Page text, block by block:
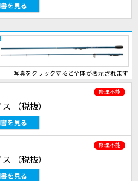
を見る
写真をクリックすると全体が表示されます
修理不能
ス （税抜）
を見る
修理不能
ス （税抜）
を見る